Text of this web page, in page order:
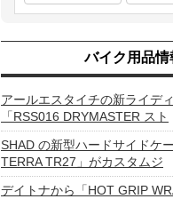
バイク用品情
アールエスタイチの新ライデ
「RSS016 DRYMASTER スト
SHAD の新型ハードサイドケ
TERRA TR27」がカスタムジ
デイトナから「HOT GRIP